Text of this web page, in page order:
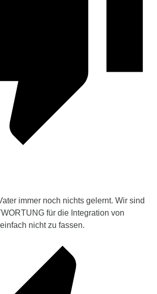
immer noch nichts gelernt. Wir sind
für die Integration von
nicht zu fassen.